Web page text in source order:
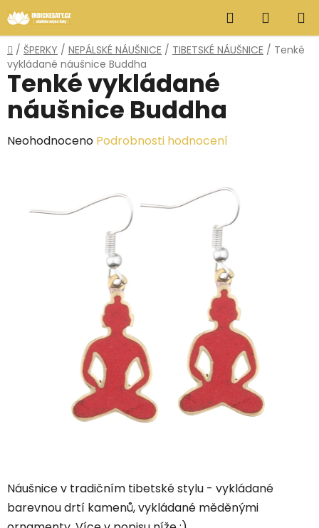
na
obsah
Hledat
KOŠÍK
Domů
/ ŠPERKY / NEPÁLSKÉ NÁUŠNICE / TIBETSKÉ NÁUŠNICE / Tenké
vykládané náušnice Buddha
Náušnice v tradičním tibetské stylu - vykládané
barevnou drtí kamenů, vykládané měděnými
Tenké vykládané
náušnice Buddha
Průměrné
Neohodnoceno Podrobnosti hodnocení